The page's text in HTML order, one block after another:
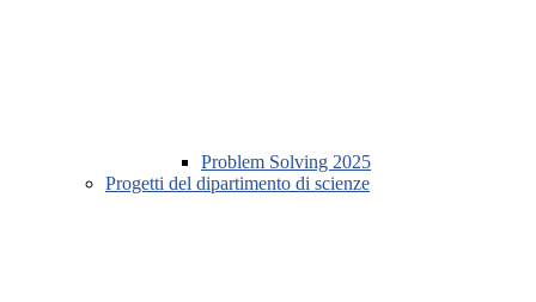
Problem Solving 2025
Progetti del dipartimento di scienze